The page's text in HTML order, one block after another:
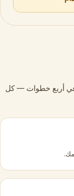
في أربع خطوات — كل